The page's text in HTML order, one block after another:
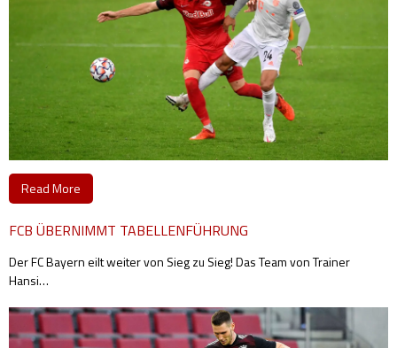
Read More
FCB ÜBERNIMMT TABELLENFÜHRUNG
Der FC Bayern eilt weiter von Sieg zu Sieg! Das Team von Trainer
Hansi…